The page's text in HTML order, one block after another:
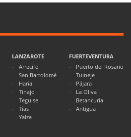
LANZAROTE
Arrecife
San Bartolomé
Haria
Tinajo
Teguise
Tías
Yaiza
FUERTEVENTURA
Puerto del Rosario
Tuineje
Pájara
La Oliva
Betancuria
Antigua